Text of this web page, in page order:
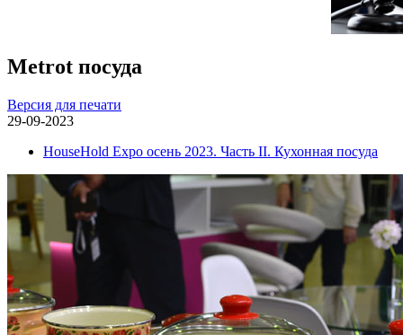
Metrot посуда
Версия для печати
29-09-2023
HouseHold Expo осень 2023. Часть II. Кухонная посуда